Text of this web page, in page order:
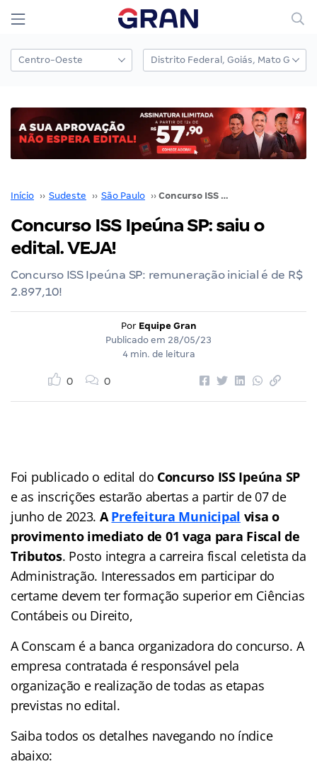
Início ›› Sudeste ›› São Paulo ›› Concurso ISS Ipeúna SP: saiu o edital. VEJA!
Concurso ISS Ipeúna SP: saiu o
edital. VEJA!
Concurso ISS Ipeúna SP: remuneração inicial é de R$
2.897,10!
Por Equipe Gran
Publicado em 28/05/23
4 min. de leitura
0 0
Foi publicado o edital do Concurso ISS Ipeúna SP
e as inscrições estarão abertas a partir de 07 de
junho de 2023. APrefeitura Municipal visa o
provimento imediato de 01 vaga para Fiscal de
Tributos. Posto integra a carreira fiscal celetista da
Administração. Interessados em participar do
certame devem ter formação superior em Ciências
Contábeis ou Direito,
A Conscam é a banca organizadora do concurso. A
empresa contratada é responsável pela
organização e realização de todas as etapas
previstas no edital.
Saiba todos os detalhes navegando no índice
abaixo: